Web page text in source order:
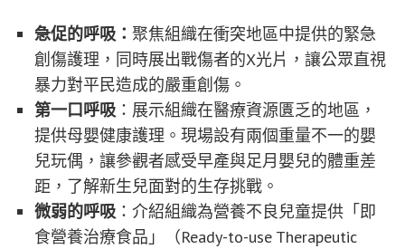
急促的呼吸：聚焦組織在衝突地區中提供的緊急
創傷護理，同時展出戰傷者的X光片，讓公眾直視
暴力對平民造成的嚴重創傷。
第一口呼吸 ：展示組織在醫療資源匱乏的地區，
提供母嬰健康護理。現場設有兩個重量不一的嬰
兒玩偶，讓參觀者感受早產與足月嬰兒的體重差
距，了解新生兒面對的生存挑戰。
微弱的呼吸 ：介紹組織為營養不良兒童提供「即
食營養治療食品」（Ready-to-use Therapeutic